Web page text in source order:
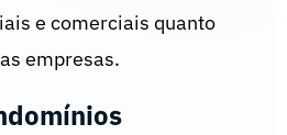
e comerciais quanto
empresas.